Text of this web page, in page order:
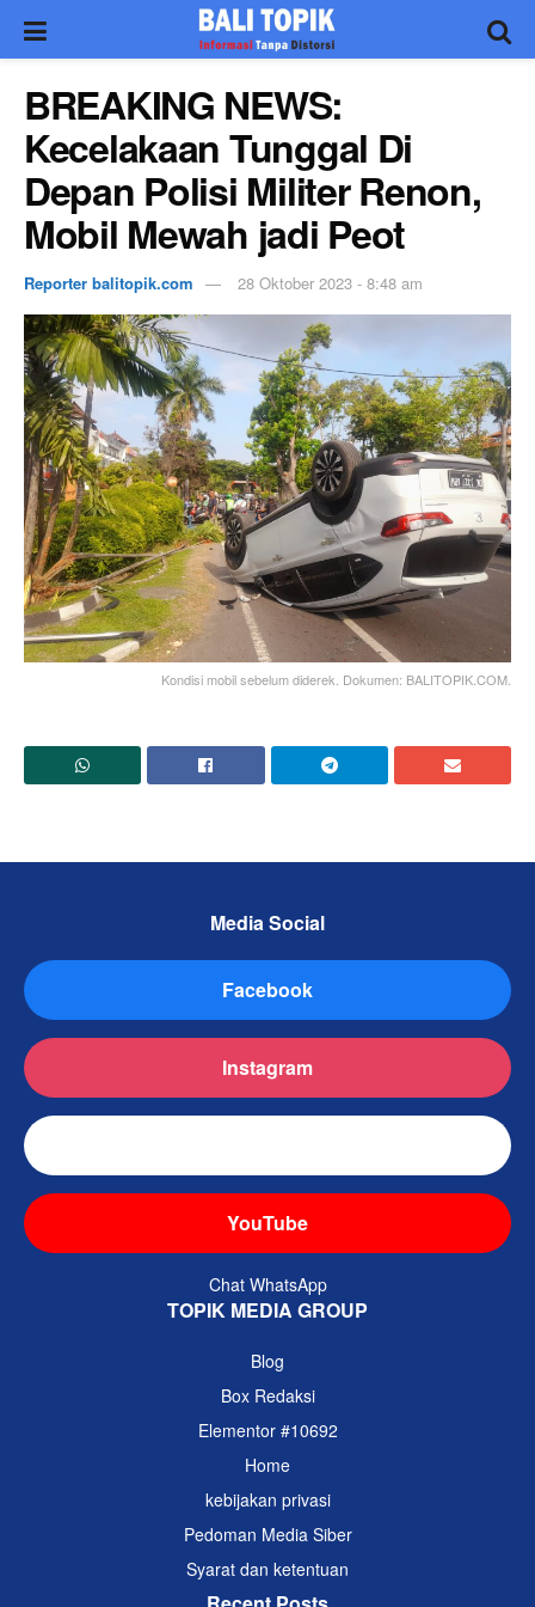
BREAKING NEWS:
Kecelakaan Tunggal Di
Depan Polisi Militer Renon,
Mobil Mewah jadi Peot
Reporter balitopik.com 28 Oktober 2023 - 8:48 am
Kondisi mobil sebelum diderek. Dokumen: BALITOPIK.COM.
Media Social
Facebook
Instagram
YouTube
Chat WhatsApp
TOPIK MEDIA GROUP
Blog
Box Redaksi
Elementor #10692
Home
kebijakan privasi
Pedoman Media Siber
Syarat dan ketentuan